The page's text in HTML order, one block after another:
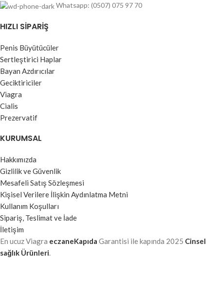
Whatsapp: (0507) 075 97 70
HIZLI SIPARIŞ
Penis Büyütücüler
Sertleştirici Haplar
Bayan Azdırıcılar
Geciktiriciler
Viagra
Cialis
Prezervatif
KURUMSAL
Hakkımızda
Gizlilik ve Güvenlik
Mesafeli Satış Sözleşmesi
Kişisel Verilere İlişkin Aydınlatma Metni
Kullanım Koşulları
Sipariş, Teslimat ve İade
İletişim
En ucuz Viagra eczaneKapıda Garantisi ile kapında 2025 Cinsel
sağlık Ürünleri.